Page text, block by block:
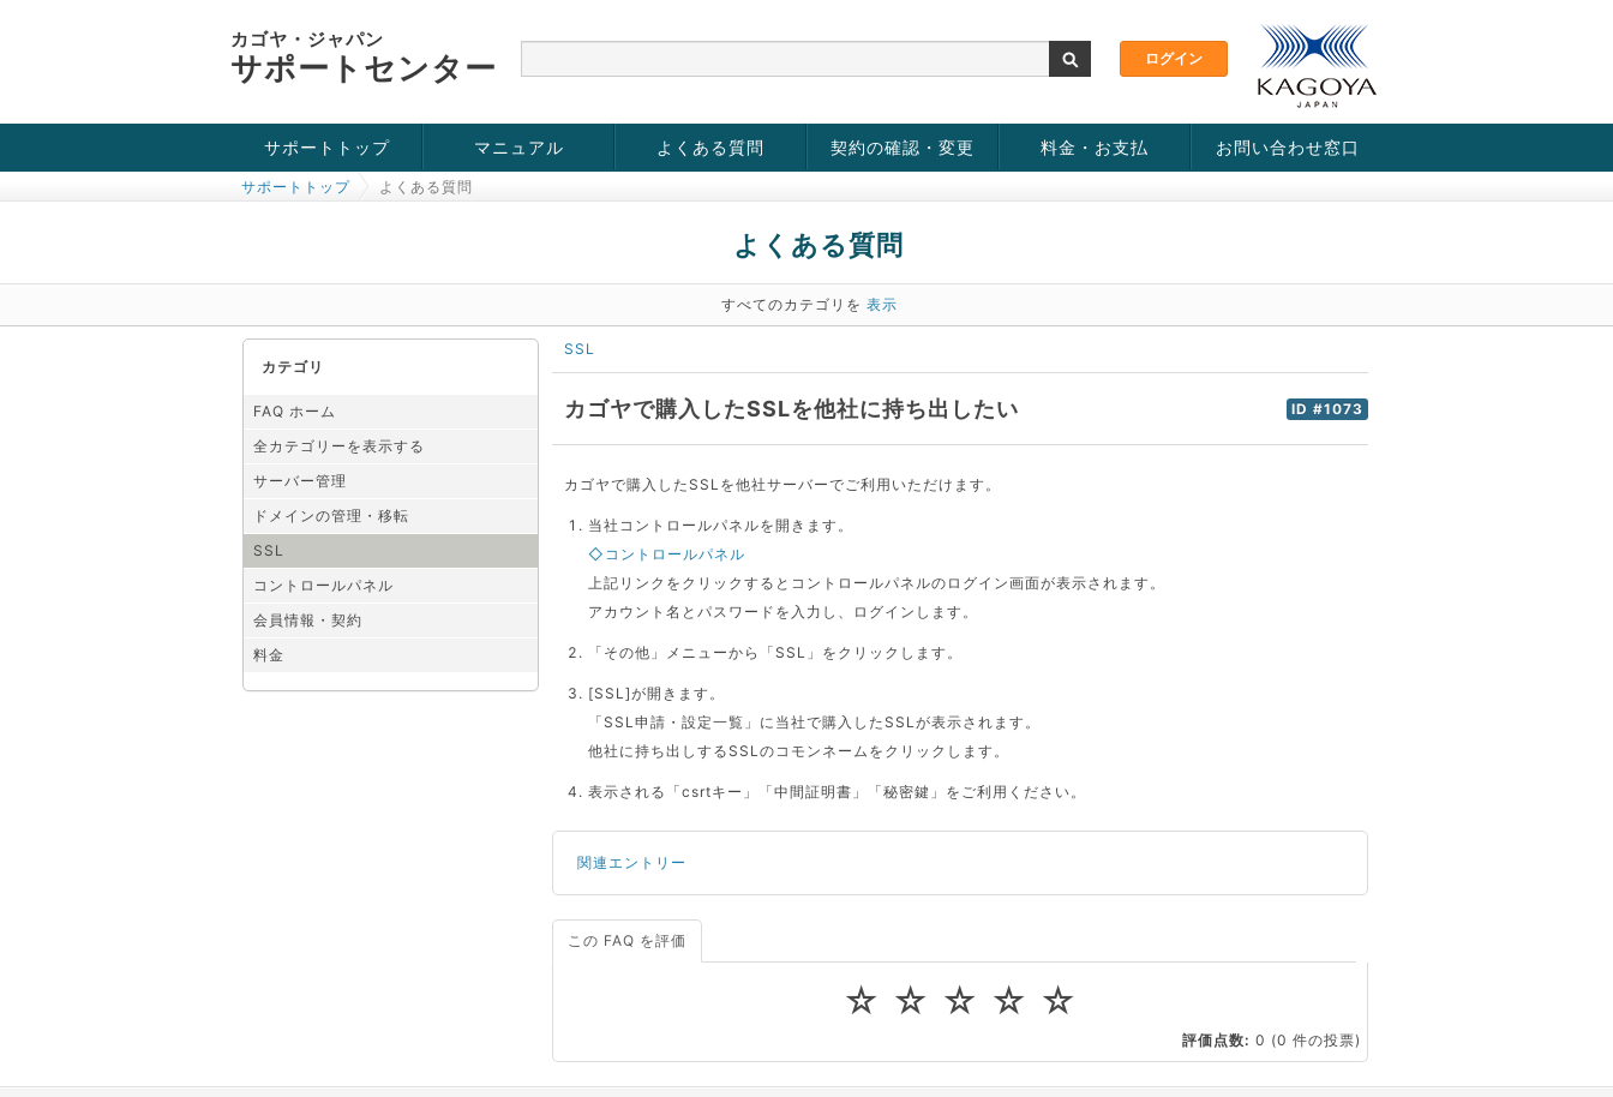
カゴヤ・ジャパン
サポートセンター
サポートトップ
お役立ち情報
チュートリアル
障害・メンテナンス情報
マニュアル よくある質問 契約の確認・変更 料金・お支払 お問い合わせ窓口
サポートトップ よくある質問
よくある質問
すべてのカテゴリを 表示
カテゴリ
FAQ ホーム
全カテゴリーを表示する
サーバー管理
ドメインの管理・移転
SSL
コントロールパネル
会員情報・契約
料金
SSL
ID #1073
カゴヤで購入したSSLを他社に持ち出したい
カゴヤで購入したSSLを他社サーバーでご利用いただけます。
当社コントロールパネルを開きます。
◇コントロールパネル
上記リンクをクリックするとコントロールパネルのログイン画面が表示されます。
アカウント名とパスワードを入力し、ログインします。
「その他」メニューから「SSL」をクリックします。
[SSL]が開きます。
「SSL申請・設定一覧」に当社で購入したSSLが表示されます。
他社に持ち出しするSSLのコモンネームをクリックします。
表示される「csrtキー」「中間証明書」「秘密鍵」をご利用ください。
関連エントリー
サーバーが重いので調査してほしい
CPUやメモリをアップグレードしたい
この FAQ を評価
☆
☆
☆
☆
☆
評価点数: 0 (0 件の投票)